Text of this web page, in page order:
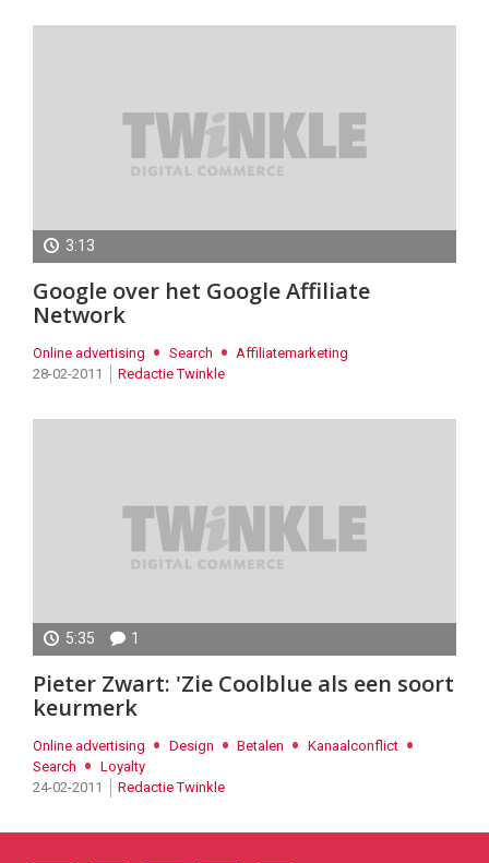
3:13
Google over het Google Affiliate
Network
Online advertising Search
Affiliatemarketing
28-02-2011
Redactie Twinkle
5:35 1
Pieter Zwart: 'Zie Coolblue als een soort
keurmerk
Online advertising Design Betalen
Kanaalconflict
Search
Loyalty
24-02-2011
Redactie Twinkle